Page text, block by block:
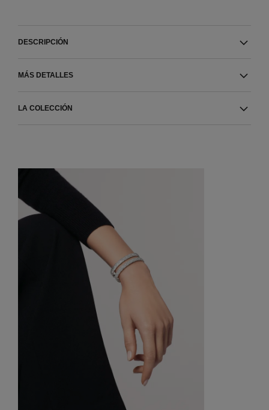
DESCRIPCIÓN
MÁS DETALLES
LA COLECCIÓN